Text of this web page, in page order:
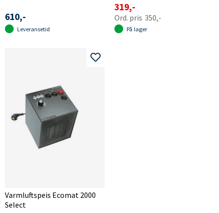
610,-
Leveransetid
319,-
350,-
På lager
Varmluftspeis Ecomat 2000
Select